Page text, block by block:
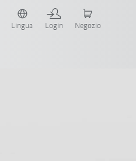
Lingua Login Negozio